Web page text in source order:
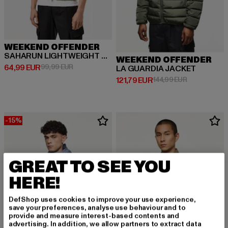
WEEKEND OFFENDER
SAHARUN LIGHTWEIGHT QUILTED GILET VEST
64,99 EUR
Derzeitiger Preis: 64,99 EUR
99,99 EURAktionspreis: 99,99 EUR
WEEKEND OFFENDER
LA GUARDIA JACKET
121,79 EUR
Derzeitiger Preis: 121,79 EUR
144,99 EURAktionspreis:
-15%
GREAT TO SEE YOU
HERE!
DefShop uses cookies to improve your use experience,
save your preferences, analyse use behaviour and to
provide and measure interest-based contents and
advertising. In addition, we allow partners to extract data